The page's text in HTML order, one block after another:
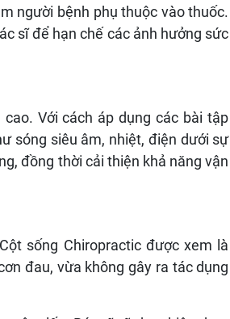
người bệnh phụ thuộc vào thuốc.
sĩ để hạn chế các ảnh hưởng sức
Với cách áp dụng các bài tập
sóng siêu âm, nhiệt, điện dưới sự
đồng thời cải thiện khả năng vận
sống Chiropractic được xem là
đau, vừa không gây ra tác dụng